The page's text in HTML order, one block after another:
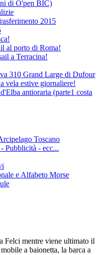
di O'pen BIC)
2015
al porto di Roma!
a Terracina!
310 Grand Large di Dufour
vela estive giornaliere!
antioraria (parte1 costa
Toscano
Pubblicità - ecc...
e Alfabeto Morse
Felci mentre viene ultimato il
a baionetta, la barca a